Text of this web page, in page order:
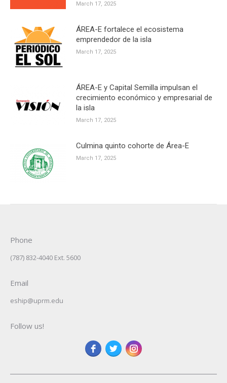
March 17, 2025
ÁREA-E fortalece el ecosistema
emprendedor de la isla
March 17, 2025
ÁREA-E y Capital Semilla impulsan el
crecimiento económico y empresarial de
la isla
March 17, 2025
Culmina quinto cohorte de Área-E
March 17, 2025
Phone
(787) 832-4040 Ext. 5600
Email
eship@uprm.edu
Follow us!